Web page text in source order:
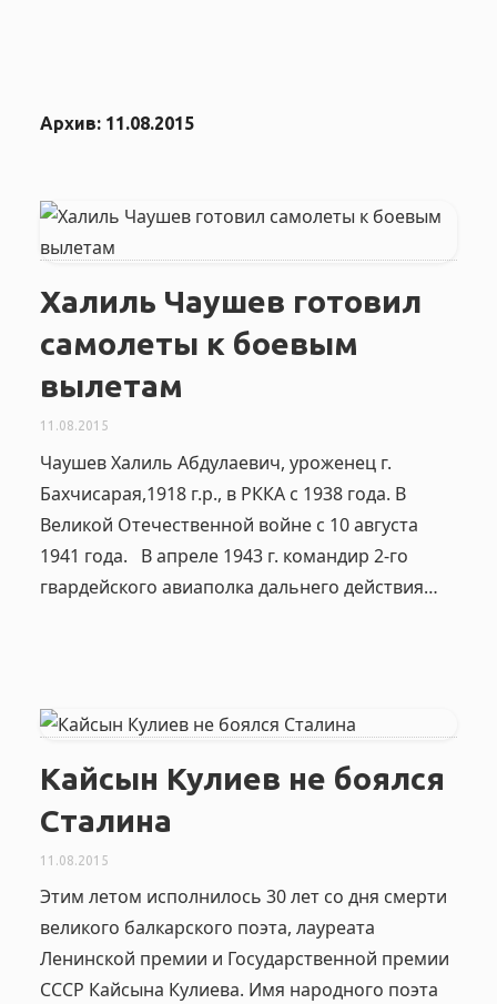
Архив: 11.08.2015
Халиль Чаушев готовил
самолеты к боевым
вылетам
11.08.2015
Чаушев Халиль Абдулаевич, уроженец г.
Бахчисарая,1918 г.р., в РККА с 1938 года. В
Великой Отечественной войне с 10 августа
1941 года. В апреле 1943 г. командир 2-го
гвардейского авиаполка дальнего действия…
Кайсын Кулиев не боялся
Сталина
11.08.2015
Этим летом исполнилось 30 лет со дня смерти
великого балкарского поэта, лауреата
Ленинской премии и Государственной премии
СССР Кайсына Кулиева. Имя народного поэта